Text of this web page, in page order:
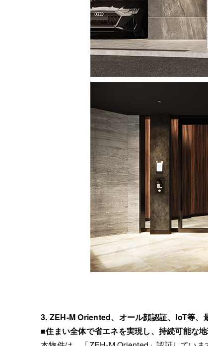
3. ZEH-M Oriented、オール顔認証、IoT等、
■住まい全体で省エネを実現し、持続可能な